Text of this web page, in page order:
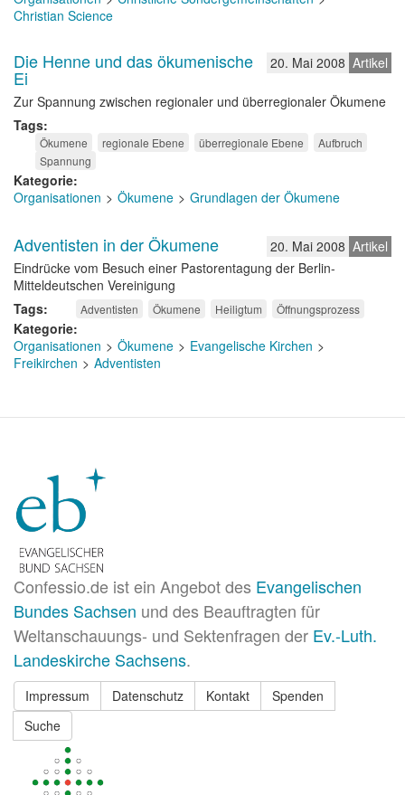
Christian Science
Artikel
20. Mai 2008
Die Henne und das ökumenische
Ei
Zur Spannung zwischen regionaler und überregionaler Ökumene
Tags
Ökumene regionale Ebene überregionale Ebene
Aufbruch
Spannung
Kategorie
Organisationen
Ökumene Grundlagen der Ökumene
Artikel
20. Mai 2008
Adventisten in der Ökumene
Eindrücke vom Besuch einer Pastorentagung der Berlin-
Mitteldeutschen Vereinigung
Tags
Adventisten Ökumene Heiligtum Öffnungsprozess
Kategorie
Organisationen
Ökumene
Evangelische Kirchen
Freikirchen
Adventisten
Confessio.de ist ein Angebot des Evangelischen
Bundes Sachsen und des Beauftragten für
Weltanschauungs- und Sektenfragen der Ev.-Luth.
Landeskirche Sachsens.
Impressum Datenschutz Kontakt
Spenden
Suche